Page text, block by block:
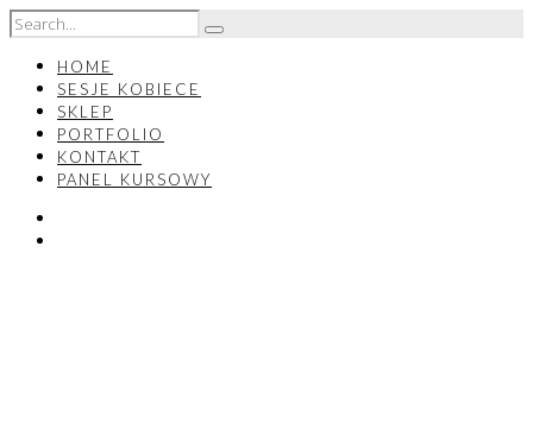
HOME
SESJE KOBIECE
SKLEP
PORTFOLIO
KONTAKT
PANEL KURSOWY